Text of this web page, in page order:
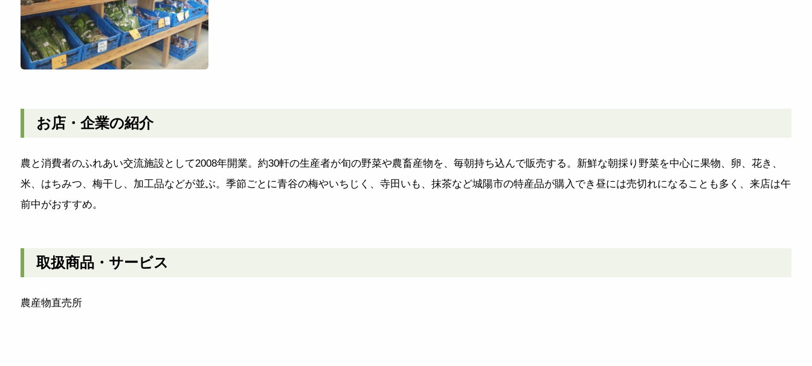
お店・企業の紹介
農と消費者のふれあい交流施設として2008年開業。約30軒の生産者が旬の野菜や農畜産物を、毎朝持ち込んで販売する。新鮮な朝採り野菜を中心に果物、卵、花き、
米、はちみつ、梅干し、加工品などが並ぶ。季節ごとに青谷の梅やいちじく、寺田いも、抹茶など城陽市の特産品が購入でき昼には売切れになることも多く、来店は午
前中がおすすめ。
取扱商品・サービス
農産物直売所